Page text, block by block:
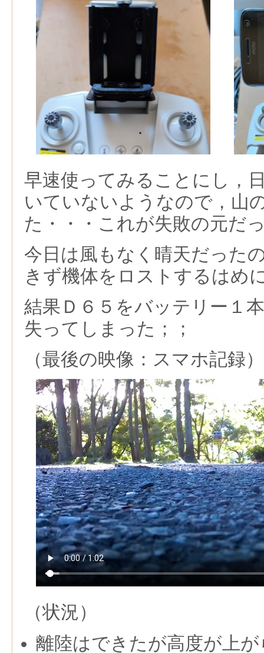
早速使ってみることにし，
いていないようなので，山
た・・・これが失敗の元だ
今日は風もなく晴天だった
きず機体をロストするはめ
結果Ｄ６５をバッテリー１
失ってしまった；；
（最後の映像：スマホ記録）
（状況）
離陸はできたが高度が上